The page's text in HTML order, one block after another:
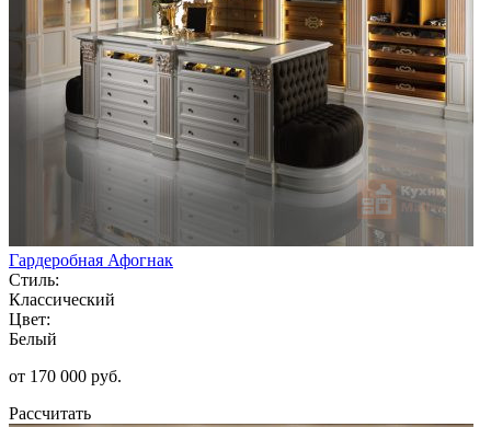
Гардеробная Афогнак
Стиль:
Классический
Цвет:
Белый
от 170 000 руб.
Рассчитать